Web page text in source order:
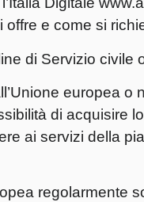
e come si
di Servizio
europea
di acquisire
ai servizi della
regolarmente